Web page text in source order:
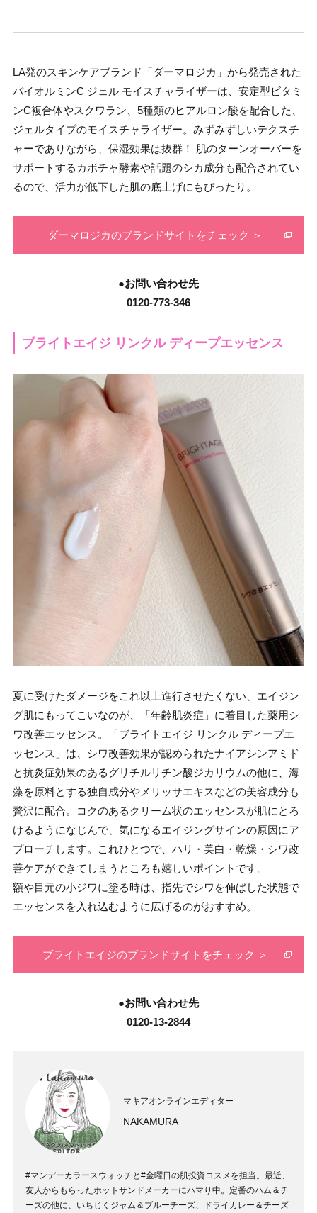
LA発のスキンケアブランド「ダーマロジカ」から発売された
バイオルミンC ジェル モイスチャライザーは、安定型ビタミ
ンC複合体やスクワラン、5種類のヒアルロン酸を配合した、
ジェルタイプのモイスチャライザー。みずみずしいテクスチ
ャーでありながら、保湿効果は抜群！ 肌のターンオーバーを
サポートするカボチャ酵素や話題のシカ成分も配合されてい
るので、活力が低下した肌の底上げにもぴったり。
ダーマロジカのブランドサイトをチェック ＞
●お問い合わせ先
0120-773-346
ブライトエイジ リンクル ディープエッセンス
夏に受けたダメージをこれ以上進行させたくない、エイジン
グ肌にもってこいなのが、「年齢肌炎症」に着目した薬用シ
ワ改善エッセンス。「ブライトエイジ リンクル ディープエ
ッセンス」は、シワ改善効果が認められたナイアシンアミド
と抗炎症効果のあるグリチルリチン酸ジカリウムの他に、海
藻を原料とする独自成分やメリッサエキスなどの美容成分も
贅沢に配合。コクのあるクリーム状のエッセンスが肌にとろ
けるようになじんで、気になるエイジングサインの原因にア
プローチします。これひとつで、ハリ・美白・乾燥・シワ改
善ケアができてしまうところも嬉しいポイントです。
額や目元の小ジワに塗る時は、指先でシワを伸ばした状態で
エッセンスを入れ込むように広げるのがおすすめ。
ブライトエイジのブランドサイトをチェック ＞
●お問い合わせ先
0120-13-2844
マキアオンラインエディター
NAKAMURA
#マンデーカラースウォッチと#金曜日の肌投資コスメを担当。最近、
友人からもらったホットサンドメーカーにハマり中。定番のハム＆チ
ーズの他に、いちじくジャム＆ブルーチーズ、ドライカレー＆チーズ